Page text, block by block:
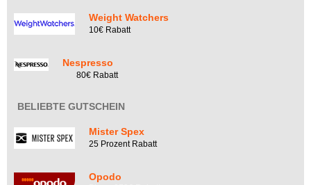
Weight Watchers
10€ Rabatt
Nespresso
80€ Rabatt
BELIEBTE GUTSCHEIN
Mister Spex
25 Prozent Rabatt
Opodo